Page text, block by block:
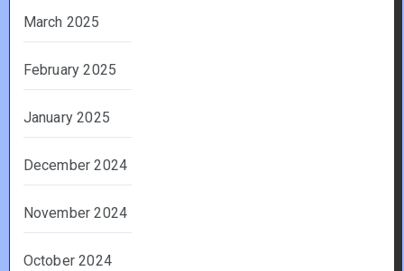
March 2025
February 2025
January 2025
December 2024
November 2024
October 2024